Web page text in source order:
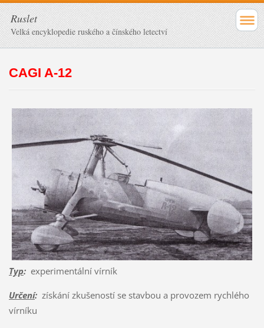
Ruslet
Velká encyklopedie ruského a čínského letectví
CAGI A-12
Typ:experimentální vírník
Určení:získání zkušeností se stavbou a provozem rychlého
vírníku